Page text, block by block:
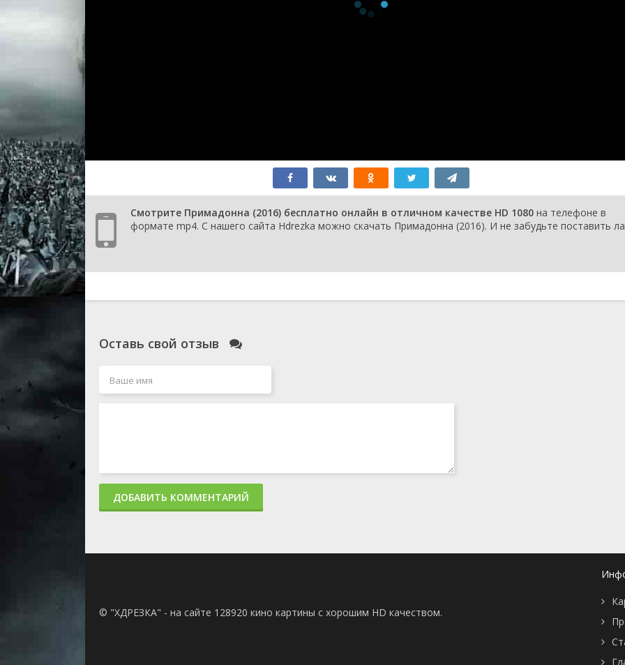
Смотрите Примадонна (2016) бесплатно онлайн в отличном качестве HD 1080 на телефоне в
формате mp4. С нашего сайта Hdrezka можно скачать Примадонна (2016). И не забудьте поставить
Оставь свой отзыв
ДОБАВИТЬ КОММЕНТАРИЙ
© "ХДРЕЗКА" - на сайте 128920 кино картины с хорошим HD качеством.